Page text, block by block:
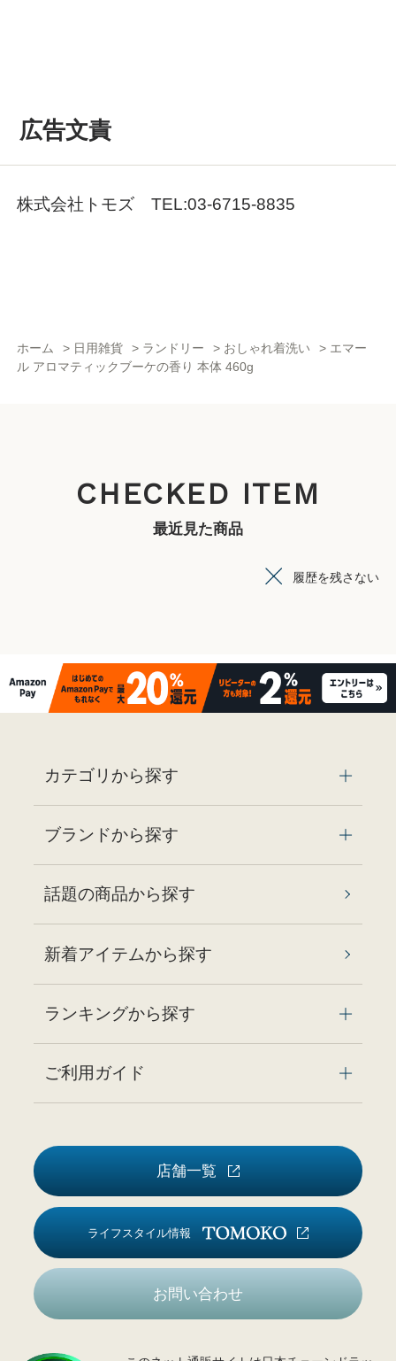
広告文責
株式会社トモズ TEL:03-6715-8835
ホーム > 日用雑貨 > ランドリー > おしゃれ着洗い > エマー
ル アロマティックブーケの香り 本体 460g
CHECKED ITEM
最近見た商品
履歴を残さない
カテゴリから探す
ブランドから探す
話題の商品から探す
新着アイテムから探す
ランキングから探す
ご利用ガイド
店舗一覧
ライフスタイル情報
お問い合わせ